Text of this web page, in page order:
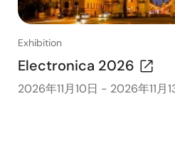
Exhibition
Electronica 2026
2026年11月10日 - 2026年11月